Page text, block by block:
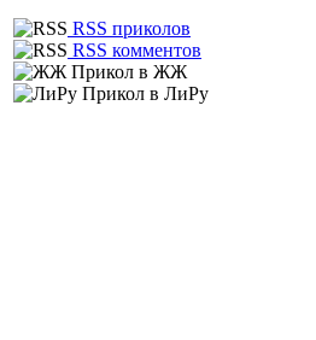
RSS приколов
RSS комментов
Прикол в ЖЖ
Прикол в ЛиРу